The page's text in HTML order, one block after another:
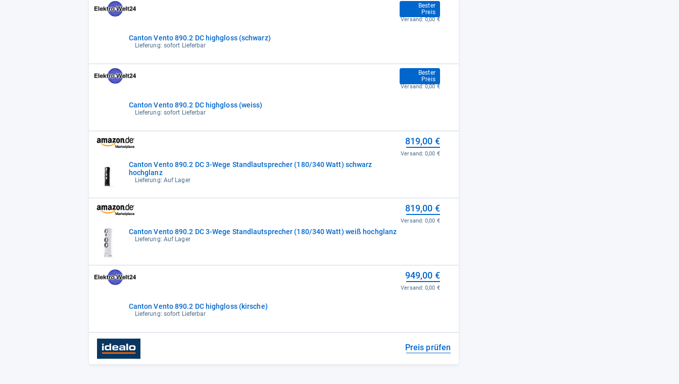
Canton Vento 890.2 DC highgloss (schwarz)
Lieferung: sofort Lieferbar
Bester
Preis
779,00 €
Versand:0,00 €
Canton Vento 890.2 DC highgloss (weiss)
Lieferung: sofort Lieferbar
Bester
Preis
779,00 €
Versand:0,00 €
Canton Vento 890.2 DC 3-Wege Standlautsprecher (180/340 Watt) schwarz
hochglanz
Lieferung: Auf Lager
819,00 €
Versand:0,00 €
Canton Vento 890.2 DC 3-Wege Standlautsprecher (180/340 Watt) weiß hochglanz
Lieferung: Auf Lager
819,00 €
Versand:0,00 €
Canton Vento 890.2 DC highgloss (kirsche)
Lieferung: sofort Lieferbar
949,00 €
Versand:0,00 €
Preis prüfen